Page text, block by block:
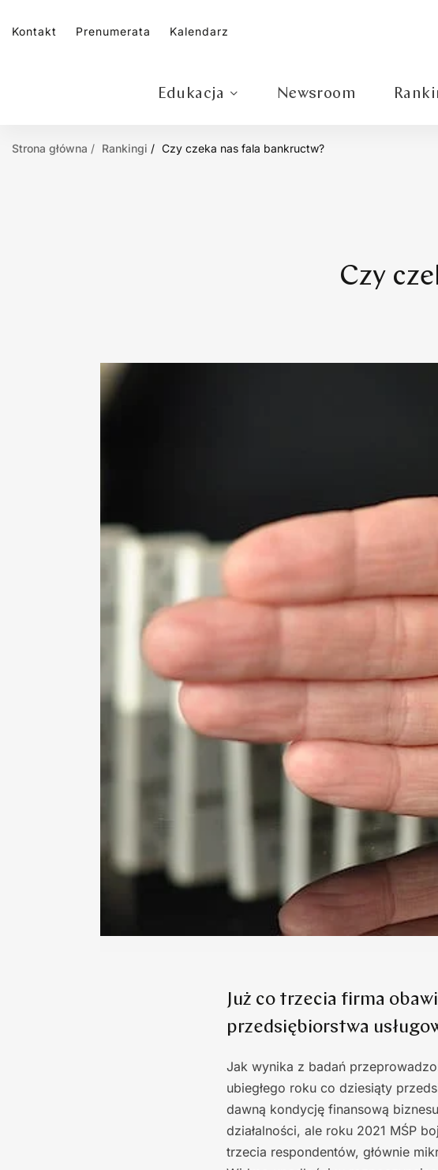
Kontakt Prenumerata Kalendarz
Edukacja Newsroom
Strona główna Rankingi Czy czeka nas fala bankructw?
Czy
Już co trzecia firma
przedsiębiorstwa
Jak wynika z badań
ubiegłego roku co dziesiąty
dawną kondycję finansową
działalności, ale roku 2021 MŚP
trzecia respondentów, głównie